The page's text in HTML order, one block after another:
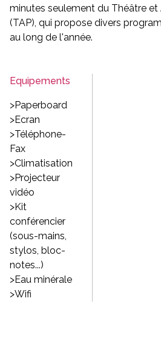
minutes seulement du Théâtre et
(TAP), qui propose divers
au long de l'année.
Equipements
>Paperboard
>Ecran
>Téléphone-
Fax
>Climatisation
>Projecteur
vidéo
>Kit
conférencier
(sous-mains,
stylos, bloc-
notes...)
>Eau minérale
>Wifi